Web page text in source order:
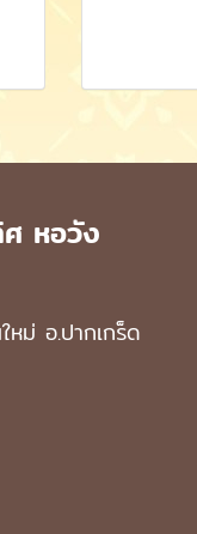
หอวัง
ม่ อ.ปากเกร็ด